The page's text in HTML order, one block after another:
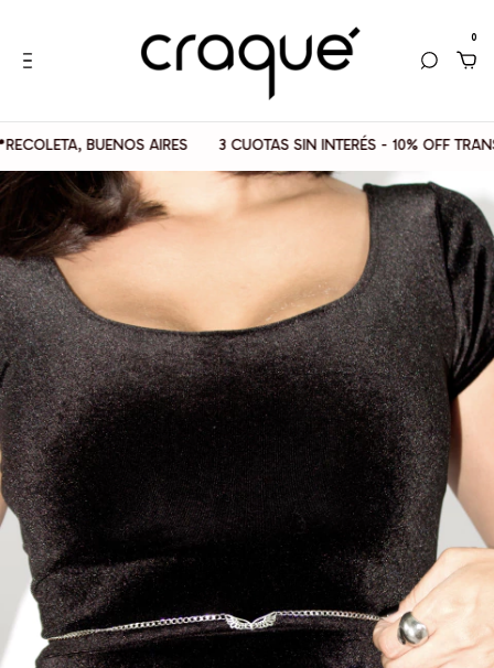
0
BUENOS AIRES 3 CUOTAS SIN INTERÉS - 10% OFF